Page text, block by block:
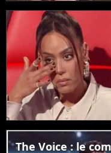
The Voice : le